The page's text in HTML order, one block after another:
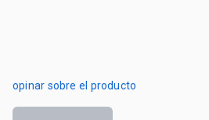
opinar sobre el producto